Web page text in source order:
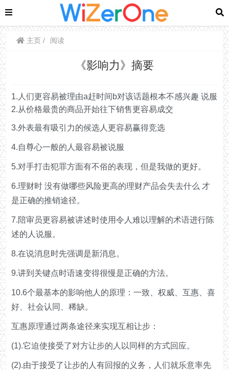
主页 阅读
《影响力》摘要
1.人们更容易被理由a赶时间b对该话题根本不感兴趣 说服
2.从价格最贵的商品开始往下销售更容易成交
3.外表最有吸引力的候选人更容易赢得竞选
4.自尊心一般的人最容易被说服
5.对手打击犯罪方面有不俗的表现，但是我做的更好。
6.理财时 没有做哪些风险更高的理财产品会失去什么 才
是正确的推销途径。
7.陪审员更容易被讲述时使用令人难以理解的术语进行陈
述的人说服。
8.在说消息时先强调是新消息。
9.讲到关键点时语速变得很慢是正确的方法。
10.6个最基本的影响他人的原理：一致、权威、互惠、喜
好、社会认同、稀缺。
互惠原理通过两条途径来实现互相让步：
(1).它迫使接受了对方让步的人以同样的方式回应。
(2).由于接受了让步的人有回报的义务，人们就乐意率先